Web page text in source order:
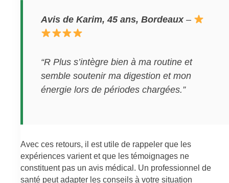
Avis de Karim, 45 ans, Bordeaux–
“R Plus s’intègre bien à ma routine et
semble soutenir ma digestion et mon
énergie lors de périodes chargées.”
Avec ces retours, il est utile de rappeler que les
expériences varient et que les témoignages ne
constituent pas un avis médical. Un professionnel de
santé peut adapter les conseils à votre situation